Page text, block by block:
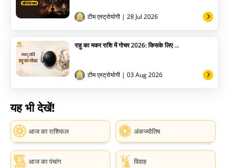
टीम एस्ट्रोयोगी | 28 Jul 2026
राहु का मकर राशि में गोचर 2026: किसके लिए ...
टीम एस्ट्रोयोगी | 03 Aug 2026
यह भी देखें!
आज का राशिफल अंकज्योतिष
आज का पंचांग विवाह